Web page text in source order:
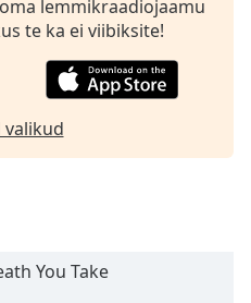
lemmikraadiojaamu
te ka ei viibiksite!
valikud
You Take